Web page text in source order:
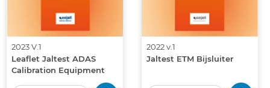
2023 V.1
Leaflet Jaltest ADAS
Calibration Equipment
2022 v.1
Jaltest ETM Bijsluiter